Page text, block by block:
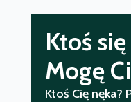
Ktoś
Mogę Ci
Ktoś Cię nęka?